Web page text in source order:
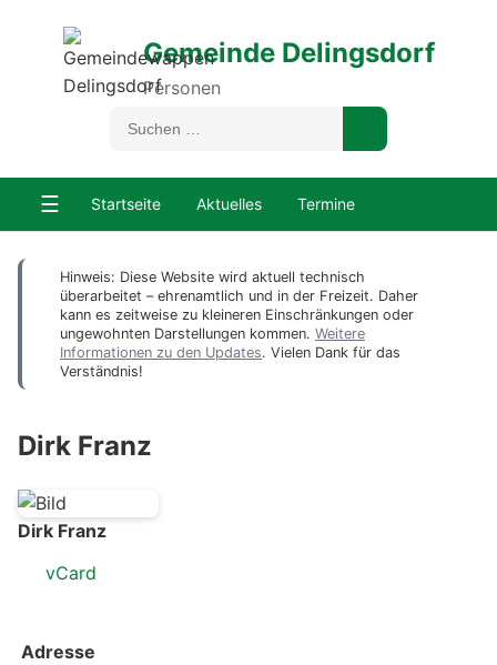
Gemeinde Delingsdorf
Personen
☰ Startseite Aktuelles Termine
Hinweis: Diese Website wird aktuell technisch
überarbeitet – ehrenamtlich und in der Freizeit. Daher
kann es zeitweise zu kleineren Einschränkungen oder
ungewohnten Darstellungen kommen. Weitere
Informationen zu den Updates. Vielen Dank für das
Verständnis!
Dirk Franz
Dirk Franz
vCard
Adresse